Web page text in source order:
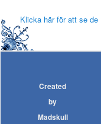
Klicka här för att se de
Created
by
Madskull